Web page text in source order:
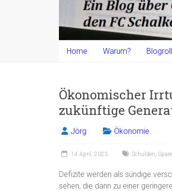
Home Warum? Blogroll
Ökonomischer
zukünftige
Jörg Ökonomie
14 April, 2023 Schulden
Defizite werden als sündige
sehen, die dann zu einer